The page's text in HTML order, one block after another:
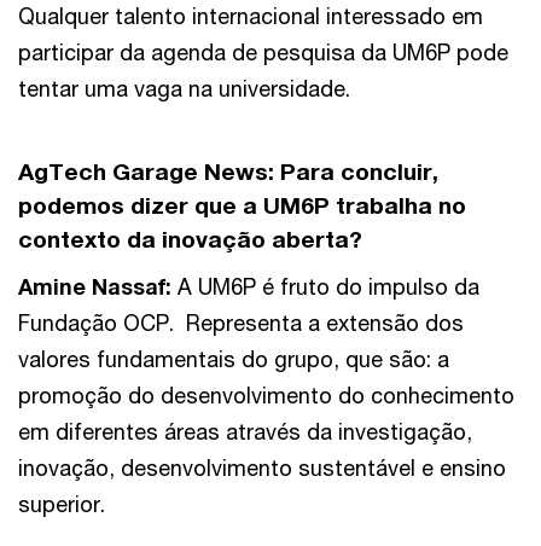
Qualquer talento internacional interessado em
participar da agenda de pesquisa da UM6P pode
tentar uma vaga na universidade.
AgTech Garage News: Para concluir,
podemos dizer que a UM6P trabalha no
contexto da inovação aberta?
Amine Nassaf: A UM6P é fruto do impulso da
Fundação OCP. Representa a extensão dos
valores fundamentais do grupo, que são: a
promoção do desenvolvimento do conhecimento
em diferentes áreas através da investigação,
inovação, desenvolvimento sustentável e ensino
superior.